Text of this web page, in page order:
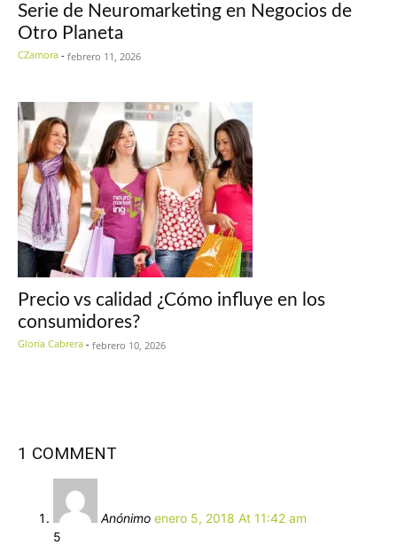
Serie de Neuromarketing en Negocios de
Otro Planeta
CZamora - febrero 11, 2026
Precio vs calidad ¿Cómo influye en los
consumidores?
Gloria Cabrera - febrero 10, 2026
1 COMMENT
Anónimo enero 5, 2018 At 11:42 am
5